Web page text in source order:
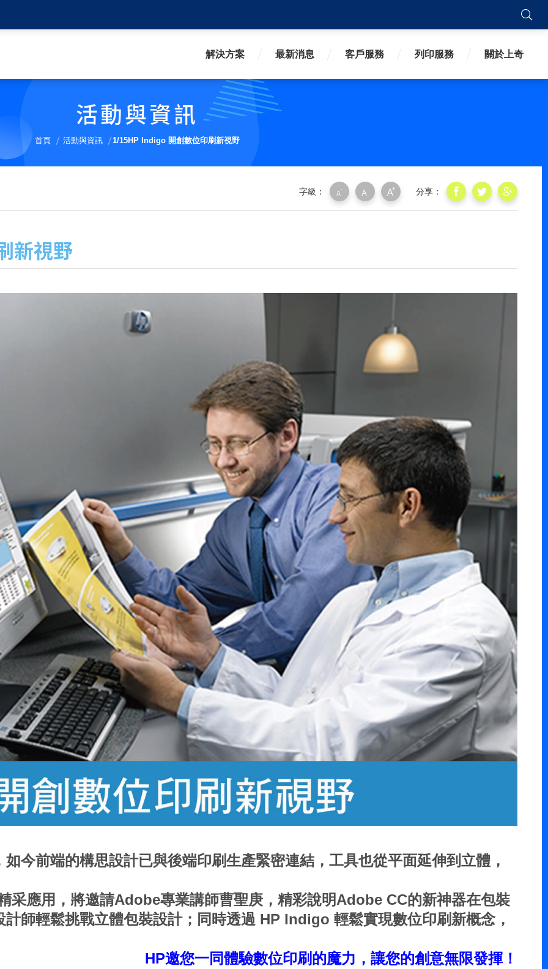
解決方案 最新消息 客戶服務 列印服務 關於上奇
活動與資訊
首頁 活動與資訊 1/15HP Indigo 開創數位印刷新視野
字級： 分享：
新視野
今前端的構思設計已與後端印刷生產緊密連結，工具也從平面延伸到立體，
采應用，將邀請Adobe專業講師曹聖庚，精彩說明Adobe CC的新神器在包裝
師輕鬆挑戰立體包裝設計；同時透過 HP Indigo 輕鬆實現數位印刷新概念，
HP邀您一同體驗數位印刷的魔力，讓您的創意無限發揮！